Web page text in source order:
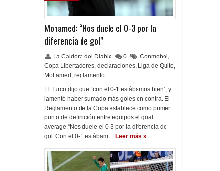
Mohamed: “Nos duele el 0-3 por la
diferencia de gol"
La Caldera del Diablo 0 Conmebol ,
Copa Libertadores, declaraciones, Liga de Quito,
Mohamed , reglamento
El Turco dijo que “con el 0-1 estábamos bien”, y
lamentó haber sumado más goles en contra. El
Reglamento de la Copa establece como primer
punto de definición entre equipos el goal
average.“Nos duele el 0-3 por la diferencia de
gol. Con el 0-1 estábam… Leer más »